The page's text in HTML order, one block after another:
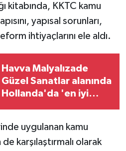
kitabında, KKTC kamu
yapısal sorunları,
ihtiyaçlarını ele aldı.
Havva Malyalızade
Güzel Sanatlar alanında
Hollanda'da 'en iyi
uygulanan kamu
karşılaştırmalı olarak